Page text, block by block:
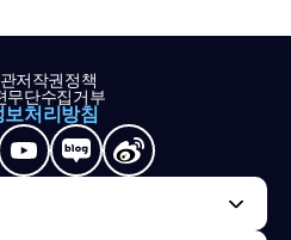
저작권정책
무단수집거부
보처리방침